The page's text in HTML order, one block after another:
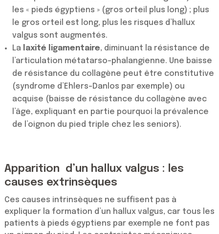
les « pieds égyptiens » (gros orteil plus long) ; plus
le gros orteil est long, plus les risques d’hallux
valgus sont augmentés.
La laxité ligamentaire, diminuant la résistance de
l’articulation métatarso-phalangienne. Une baisse
de résistance du collagène peut être constitutive
(syndrome d’Ehlers-Danlos par exemple) ou
acquise (baisse de résistance du collagène avec
l’âge, expliquant en partie pourquoi la prévalence
de l’oignon du pied triple chez les seniors).
Apparition d’un hallux valgus : les
causes extrinsèques
Ces causes intrinsèques ne suffisent pas à
expliquer la formation d’un hallux valgus, car tous les
patients à pieds égyptiens par exemple ne font pas